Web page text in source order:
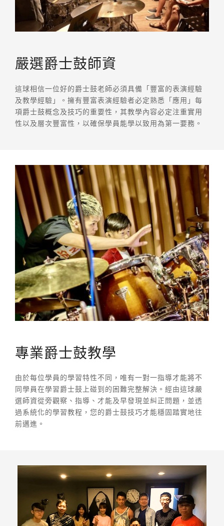
嚴選爵士鼓師資
這球相信一位好的爵士鼓老師必須具備「豐富的表演經驗
及教學經驗」。擁有豐富表演經驗者必定熟悉「應用」每
項爵士鼓概念及技巧的重要性，其教學內容必定注重實用
性以及層次豐富性，以確保學員能學以致用為第一要務。
專業爵士鼓教學
由於每位學員的學習特性不同，唯有一對一指導才能將不
同學員在學習爵士鼓上碰到的困難完整解決。經由這球嚴
選師資從旁觀察、指導、才能及早發現並糾正問題，並透
過系統化的學習教程，您的爵士鼓技巧才能穩固踏實地往
前邁進。